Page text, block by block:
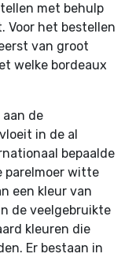
met behulp
Voor het bestellen
van groot
welke bordeaux
de
in de al
bepaalde
parelmoer witte
een kleur van
de veelgebruikte
kleuren die
Er bestaan in